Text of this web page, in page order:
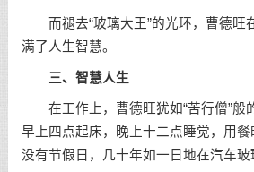
而褪去“玻璃大王”的光环，曹德旺
满了人生智慧。
三、智慧人生
在工作上，曹德旺犹如“苦行僧”般
早上四点起床，晚上十二点睡觉，用餐
没有节假日，几十年如一日地在汽车玻